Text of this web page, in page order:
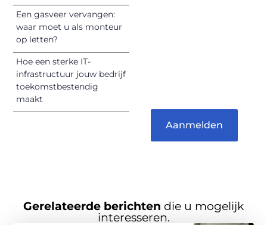
Een gasveer vervangen:
waar moet u als monteur
op letten?
Hoe een sterke IT-
infrastructuur jouw bedrijf
toekomstbestendig
maakt
Aanmelden
Gerelateerde berichten die u mogelijk
interesseren.